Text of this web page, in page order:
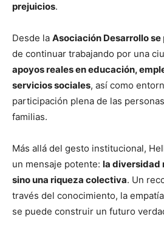
prejuicios.
Desde la Asociación Desarrollo se
de continuar trabajando por una
apoyos reales en educación,
servicios sociales, así como
participación plena de las
familias.
Más allá del gesto institucional,
un mensaje potente: la diversidad
sino una riqueza colectiva. Un
través del conocimiento, la
se puede construir un futuro